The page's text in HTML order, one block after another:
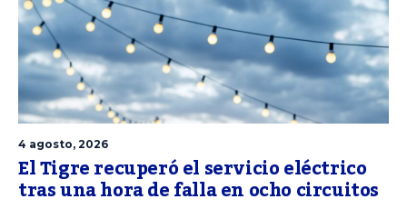
4 agosto, 2026
El Tigre recuperó el servicio eléctrico
tras una hora de falla en ocho circuitos